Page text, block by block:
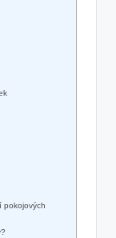
pokojových